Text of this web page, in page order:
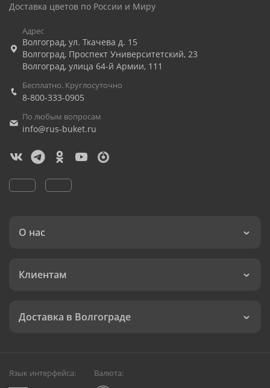
Доставка цветов по России и Миру
Адрес
Волгоград, ул. Ткачева д. 15
Волгоград, Проспект Университетский, 23
Волгоград, улица 64-й Армии, 111
Бесплатно. Круглосуточно
8-800-333-0905
По любым вопросам
info@rus-buket.ru
О нас
Клиентам
Доставка в Волгограде
Язык интерфейса: Валюта: